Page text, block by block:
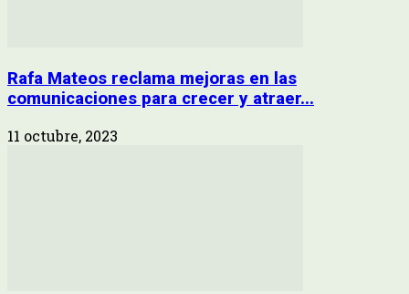
Rafa Mateos reclama mejoras en las
comunicaciones para crecer y atraer...
11 octubre, 2023